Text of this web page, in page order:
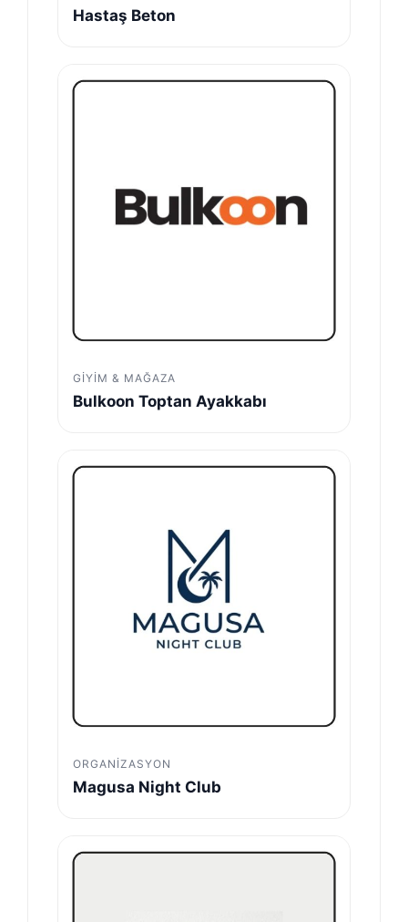
Hastaş Beton
GIYIM & MAĞAZA
Bulkoon Toptan Ayakkabı
ORGANIZASYON
Magusa Night Club